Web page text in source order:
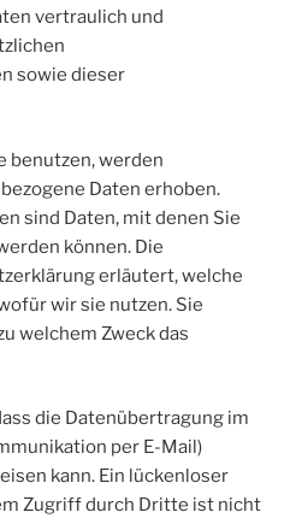
vertraulich und
sowie dieser
benutzen, werden
Daten erhoben.
sind Daten, mit denen Sie
können. Die
erläutert, welche
wir sie nutzen. Sie
welchem Zweck das
die Datenübertragung im
per E-Mail)
kann. Ein lückenloser
Zugriff durch Dritte ist nicht